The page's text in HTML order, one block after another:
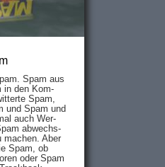
Spam aus
in den Kom­
Spam,
und Spam und
auch Wer­
ab­wechs­
mach­en. Aber
Spam, ob
oder Spam